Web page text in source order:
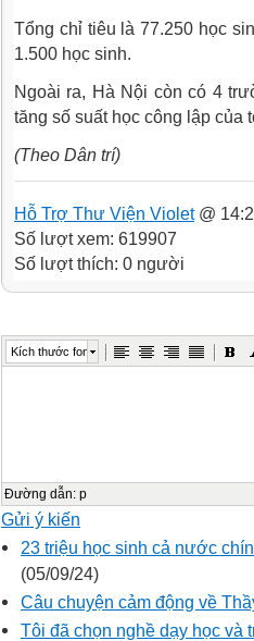
Tổng chỉ tiêu là 77.250 học
1.500 học sinh.
Ngoài ra, Hà Nội còn có 4
tăng số suất học công lập của
(Theo Dân trí)
Hỗ Trợ Thư Viện Violet@
Số lượt xem: 619907
Số lượt thích: 0 người
Kích thước font
Đường dẫn: p
Gửi ý kiến
23 triệu học sinh cả nước
(05/09/24)
Câu chuyện cảm động về
Tôi đã chọn nghề dạy học và